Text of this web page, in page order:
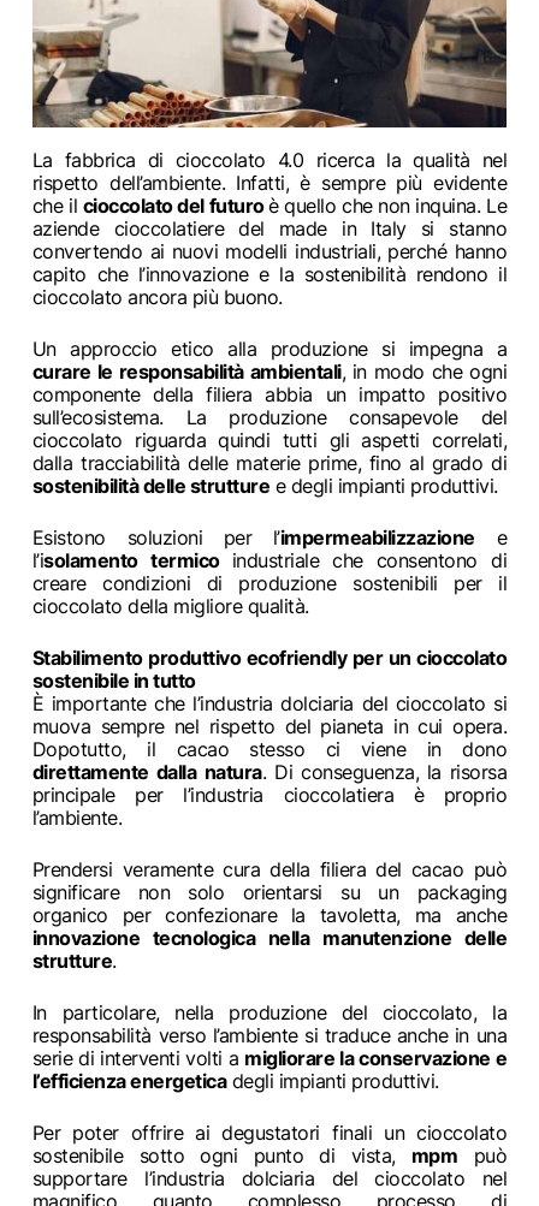
La fabbrica di cioccolato 4.0 ricerca la qualità nel
rispetto dell’ambiente. Infatti, è sempre più evidente
che il cioccolato del futuroè quello che non inquina. Le
aziende cioccolatiere del made in Italy si stanno
convertendo ai nuovi modelli industriali, perché hanno
capito che l’innovazione e la sostenibilità rendono il
cioccolato ancora più buono.
Un approccio etico alla produzione si impegna a
curare le responsabilità ambientali, in modo che ogni
componente della filiera abbia un impatto positivo
sull’ecosistema. La produzione consapevole del
cioccolato riguarda quindi tutti gli aspetti correlati,
dalla tracciabilità delle materie prime, fino al grado di
sostenibilità delle strutture e degli impianti produttivi.
Esistono soluzioni per l’impermeabilizzazione e
l’isolamento termico industriale che consentono di
creare condizioni di produzione sostenibili per il
cioccolato della migliore qualità.
Stabilimento produttivo ecofriendly per un cioccolato
sostenibile in tutto
È importante che l’industria dolciaria del cioccolato si
muova sempre nel rispetto del pianeta in cui opera.
Dopotutto, il cacao stesso ci viene in dono
direttamente dalla natura. Di conseguenza, la risorsa
principale per l’industria cioccolatiera è proprio
l’ambiente.
Prendersi veramente cura della filiera del cacao può
significare non solo orientarsi su un packaging
organico per confezionare la tavoletta, ma anche
innovazione tecnologica nella manutenzione delle
strutture.
In particolare, nella produzione del cioccolato, la
responsabilità verso l’ambiente si traduce anche in una
serie di interventi volti a migliorare la conservazione e
l’efficienza energeticadegli impianti produttivi.
Per poter offrire ai degustatori finali un cioccolato
sostenibile sotto ogni punto di vista, mpm può
supportare l’industria dolciaria del cioccolato nel
magnifico quanto complesso processo di